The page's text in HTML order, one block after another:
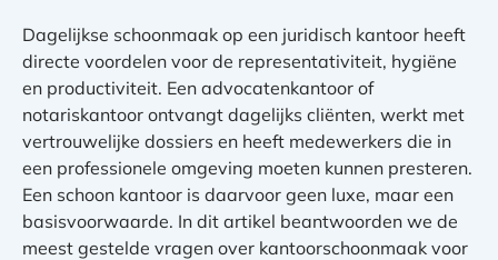
Dagelijkse schoonmaak op een juridisch kantoor heeft
directe voordelen voor de representativiteit, hygiëne
en productiviteit. Een advocatenkantoor of
notariskantoor ontvangt dagelijks cliënten, werkt met
vertrouwelijke dossiers en heeft medewerkers die in
een professionele omgeving moeten kunnen presteren.
Een schoon kantoor is daarvoor geen luxe, maar een
basisvoorwaarde. In dit artikel beantwoorden we de
meest gestelde vragen over kantoorschoonmaak voor